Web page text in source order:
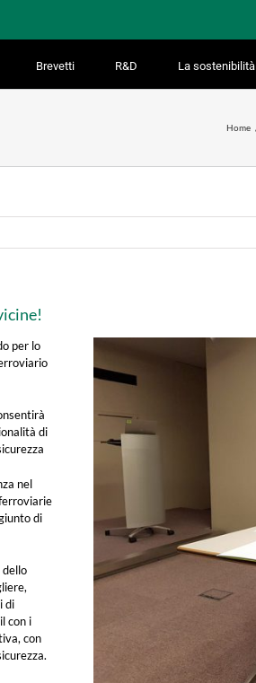
Brevetti R&D La sostenibilità
Home
per lo
di
nel
di
dello
di
con i
con